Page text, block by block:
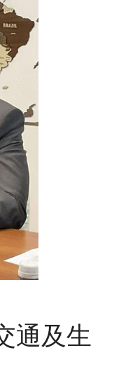
通及生